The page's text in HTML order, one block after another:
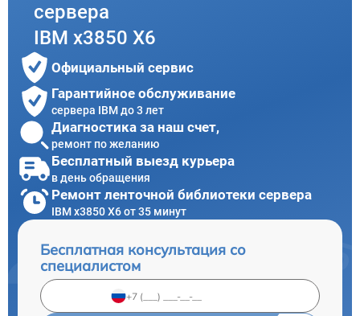
сервера
IBM x3850 X6
Официальный сервис
Гарантийное обслуживание
сервера IBM до 3 лет
Диагностика за наш счет,
ремонт по желанию
Бесплатный выезд курьера
в день обращения
Ремонт ленточной библиотеки сервера
IBM x3850 X6 от 35 минут
Бесплатная консультация со
специалистом